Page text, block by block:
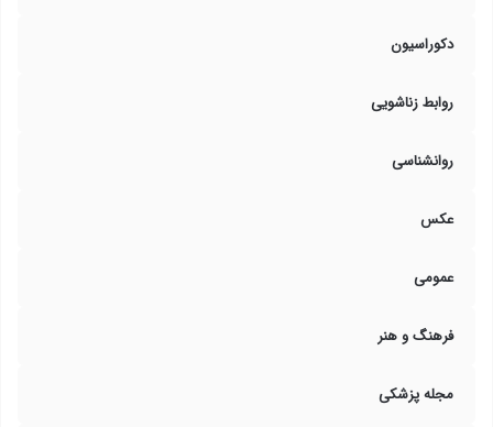
دکوراسیون
روابط زناشویی
روانشناسی
عکس
عمومی
فرهنگ و هنر
مجله پزشکی